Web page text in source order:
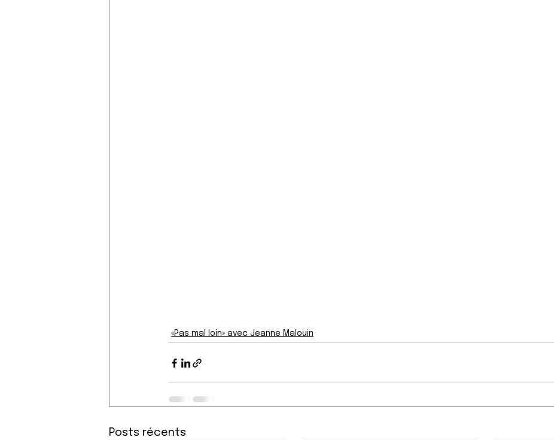
«Pas mal loin» avec Jeanne Malouin
Posts récents